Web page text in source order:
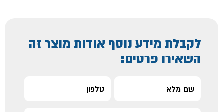
לקבלת מידע נוסף אודות מוצר זה
השאירו פרטים: